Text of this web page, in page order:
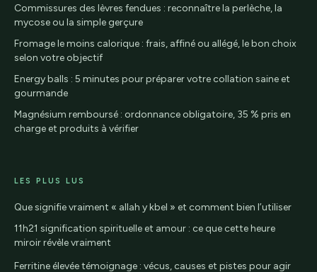
Commissures des lèvres fendues : reconnaître la perlèche, la
mycose ou la simple gerçure
Fromage le moins calorique : frais, affiné ou allégé, le bon choix
selon votre objectif
Energy balls : 5 minutes pour préparer votre collation saine et
gourmande
Magnésium remboursé : ordonnance obligatoire, 35 % pris en
charge et produits à vérifier
LES PLUS LUS
Que signifie vraiment « allah y kbel » et comment bien l’utiliser
11h21 signification spirituelle et amour : ce que cette heure
miroir révèle vraiment
Ferritine élevée témoignage : vécus, causes et pistes pour agir